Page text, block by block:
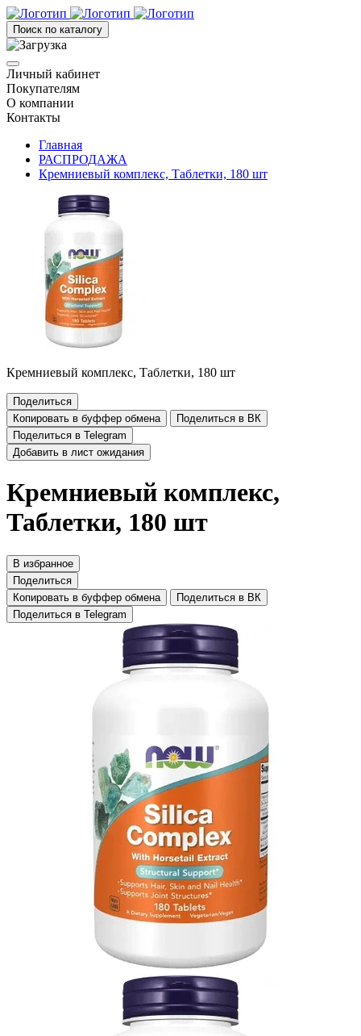
Поиск по каталогу
Личный кабинет
Покупателям
О компании
Контакты
Главная
РАСПРОДАЖА
Кремниевый комплекс, Таблетки, 180 шт
Кремниевый комплекс, Таблетки, 180 шт
Поделиться
Копировать в буффер обмена
Поделиться в ВК
Поделиться в Telegram
Добавить в лист ожидания
Кремниевый комплекс,
Таблетки, 180 шт
В избранное
Поделиться
Копировать в буффер обмена
Поделиться в ВК
Поделиться в Telegram